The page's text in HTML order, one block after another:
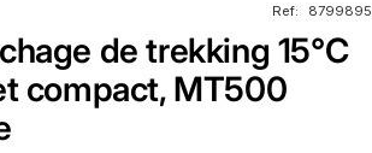
de trekking 15°C
compact, MT500
Ref: 8799895